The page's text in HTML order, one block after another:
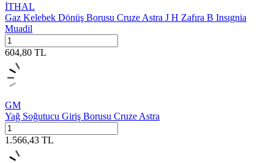
İTHAL
Gaz Kelebek Dönüş Borusu Cruze Astra J H Zafıra B Insıgnia
Muadil
604,80 TL
GM
Yağ Soğutucu Giriş Borusu Cruze Astra
1.566,43 TL